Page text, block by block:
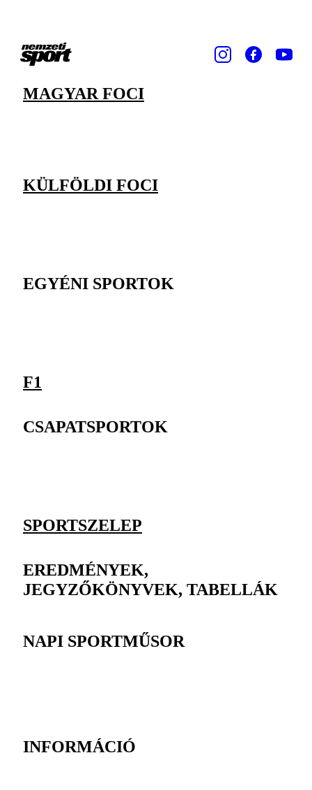
MAGYAR FOCI
KÜLFÖLDI FOCI
EGYÉNI SPORTOK
F1
CSAPATSPORTOK
SPORTSZELEP
EREDMÉNYEK,
JEGYZŐKÖNYVEK, TABELLÁK
NAPI SPORTMŰSOR
INFORMÁCIÓ